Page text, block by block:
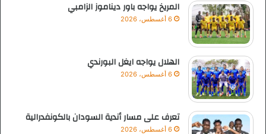
المريخ يواجه باور ديناموز الزامبي
6 أغسطس، 2026
الهلال يواجه ايغل البورندي
6 أغسطس، 2026
تعرف على مسار أندية السودان بالكونفدرالية
6 أغسطس، 2026